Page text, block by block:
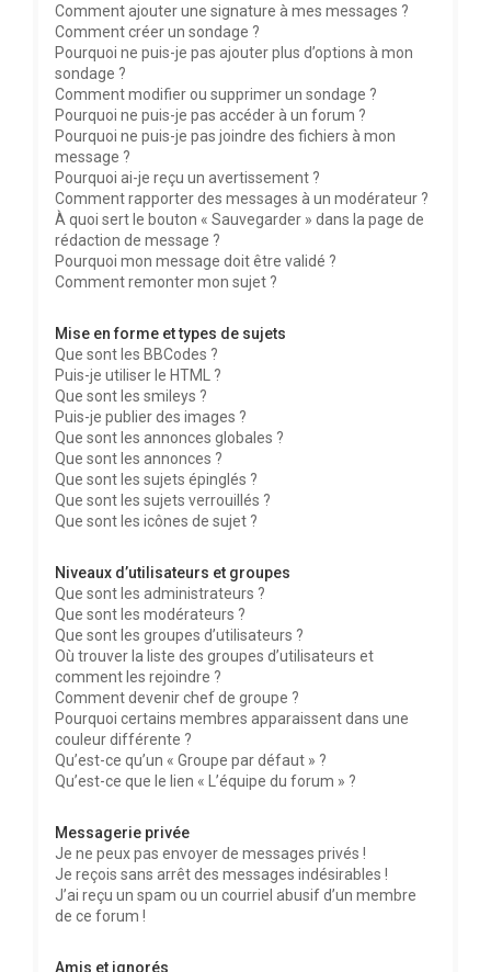
Comment ajouter une signature à mes messages ?
Comment créer un sondage ?
Pourquoi ne puis-je pas ajouter plus d’options à mon
sondage ?
Comment modifier ou supprimer un sondage ?
Pourquoi ne puis-je pas accéder à un forum ?
Pourquoi ne puis-je pas joindre des fichiers à mon
message ?
Pourquoi ai-je reçu un avertissement ?
Comment rapporter des messages à un modérateur ?
À quoi sert le bouton « Sauvegarder » dans la page de
rédaction de message ?
Pourquoi mon message doit être validé ?
Comment remonter mon sujet ?
Mise en forme et types de sujets
Que sont les BBCodes ?
Puis-je utiliser le HTML ?
Que sont les smileys ?
Puis-je publier des images ?
Que sont les annonces globales ?
Que sont les annonces ?
Que sont les sujets épinglés ?
Que sont les sujets verrouillés ?
Que sont les icônes de sujet ?
Niveaux d’utilisateurs et groupes
Que sont les administrateurs ?
Que sont les modérateurs ?
Que sont les groupes d’utilisateurs ?
Où trouver la liste des groupes d’utilisateurs et
comment les rejoindre ?
Comment devenir chef de groupe ?
Pourquoi certains membres apparaissent dans une
couleur différente ?
Qu’est-ce qu’un « Groupe par défaut » ?
Qu’est-ce que le lien « L’équipe du forum » ?
Messagerie privée
Je ne peux pas envoyer de messages privés !
Je reçois sans arrêt des messages indésirables !
J’ai reçu un spam ou un courriel abusif d’un membre
de ce forum !
Amis et ignorés